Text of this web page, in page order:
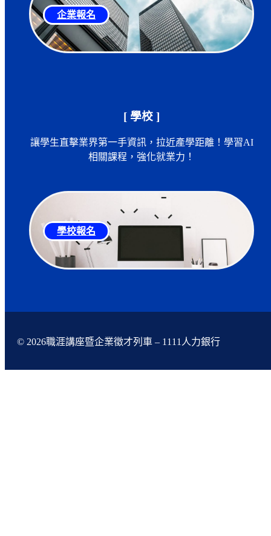
企業報名
[ 學校 ]
讓學生直擊業界第一手資訊，拉近產學距離！學習AI
相關課程，強化就業力！
學校報名
© 2026職涯講座暨企業徵才列車 – 1111人力銀行